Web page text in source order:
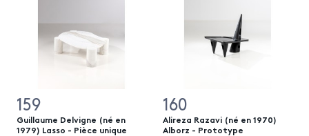
159
Guillaume Delvigne (né en
1979) Lasso - Pièce unique
160
Alireza Razavi (né en 1970)
Alborz - Prototype